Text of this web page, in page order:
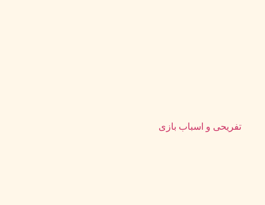
تفریحی و اسباب بازی